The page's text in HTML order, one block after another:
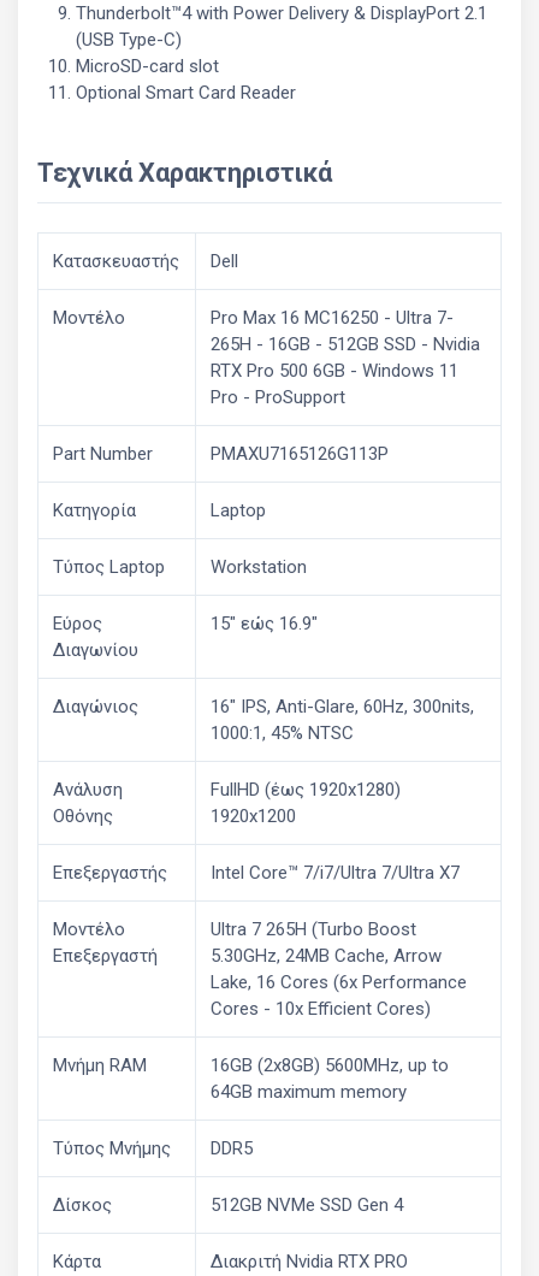
Thunderbolt™4 with Power Delivery & DisplayPort 2.1
(USB Type-C)
MicroSD-card slot
Optional Smart Card Reader
Τεχνικά Χαρακτηριστικά
Κατασκευαστής Dell
Μοντέλο
Pro Max 16 MC16250 - Ultra 7-
265H - 16GB - 512GB SSD - Nvidia
RTX Pro 500 6GB - Windows 11
Pro - ProSupport
Part Number PMAXU7165126G113P
Κατηγορία Laptop
Τύπος Laptop Workstation
Εύρος
Διαγωνίου
15" εώς 16.9"
Διαγώνιος
16" IPS, Anti-Glare, 60Hz, 300nits,
1000:1, 45% NTSC
Ανάλυση
Οθόνης
FullHD (έως 1920x1280)
1920x1200
Επεξεργαστής Intel Core™ 7/i7/Ultra 7/Ultra X7
Μοντέλο
Επεξεργαστή
Ultra 7 265H (Turbo Boost
5.30GHz, 24MB Cache, Arrow
Lake, 16 Cores (6x Performance
Cores - 10x Efficient Cores)
Μνήμη RAM
16GB (2x8GB) 5600MHz, up to
64GB maximum memory
Τύπος Μνήμης DDR5
Δίσκος 512GB NVMe SSD Gen 4
Κάρτα
Διακριτή Nvidia RTX PRO